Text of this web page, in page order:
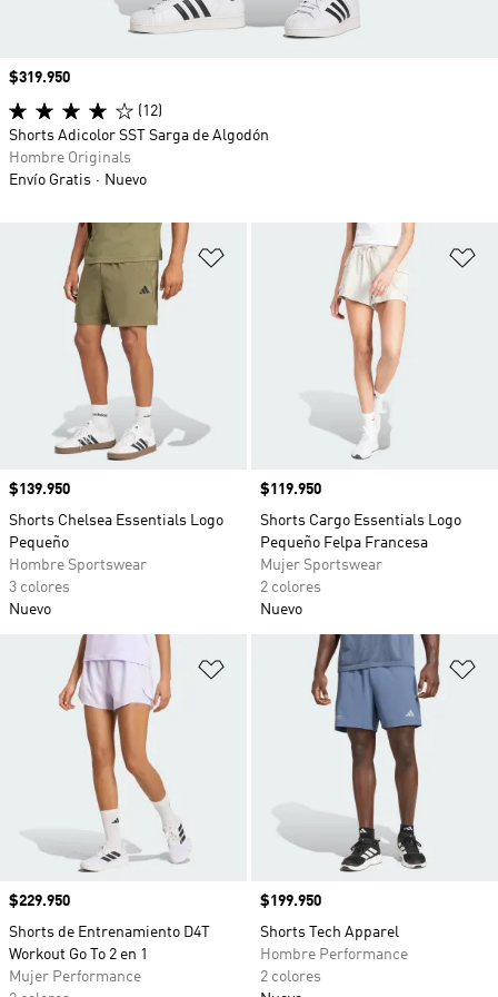
Añadir a la lista de deseos
Precio
$139.950
Shorts Chelsea Essentials Logo
Pequeño
Hombre Sportswear
3 colores
Nuevo
Precio
$119.950
Shorts Cargo Essentials Logo
Pequeño Felpa Francesa
Mujer Sportswear
2 colores
Nuevo
Añadir a la lista de deseos
Precio
$229.950
Shorts de Entrenamiento D4T
Workout Go To 2 en 1
Mujer Performance
Precio
$199.950
Shorts Tech Apparel
Hombre Performance
2 colores
Precio
$319.950
(12)
Shorts Adicolor SST Sarga de Algodón
Hombre Originals
Envío Gratis
Nuevo